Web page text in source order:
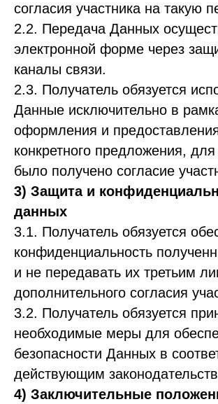
согласия участника на такую
2.2. Передача Данных
электронной форме через
каналы связи.
2.3. Получатель обязуется
Данные исключительно в
оформления и
конкретного предложения, для
было получено согласие
3) Защита и
данных
3.1. Получатель обязуется
конфиденциальность
и не передавать их третьим
дополнительного согласия
3.2. Получатель обязуется
необходимые меры для
безопасности Данных в
действующим
4) Заключительные